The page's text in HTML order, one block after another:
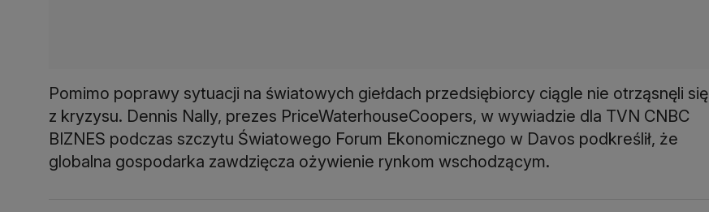
Pomimo poprawy sytuacji na światowych giełdach przedsiębiorcy ciągle nie otrząsnęli się
z kryzysu. Dennis Nally, prezes PriceWaterhouseCoopers, w wywiadzie dla TVN CNBC
BIZNES podczas szczytu Światowego Forum Ekonomicznego w Davos podkreślił, że
globalna gospodarka zawdzięcza ożywienie rynkom wschodzącym.